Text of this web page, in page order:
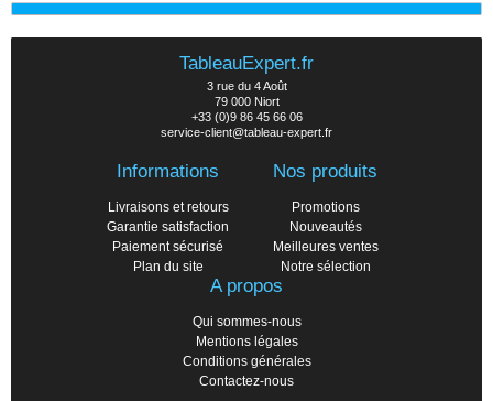
TableauExpert.fr
3 rue du 4 Août
79 000 Niort
+33 (0)9 86 45 66 06
service-client@tableau-expert.fr
Informations
Livraisons et retours
Garantie satisfaction
Paiement sécurisé
Plan du site
Nos produits
Promotions
Nouveautés
Meilleures ventes
Notre sélection
A propos
Qui sommes-nous
Mentions légales
Conditions générales
Contactez-nous